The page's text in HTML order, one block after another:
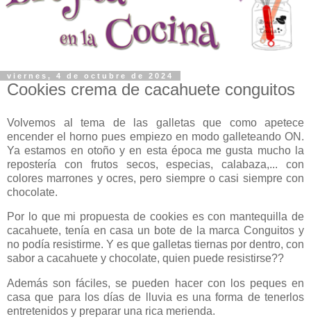
viernes, 4 de octubre de 2024
Cookies crema de cacahuete conguitos
Volvemos al tema de las galletas que como apetece
encender el horno pues empiezo en modo galleteando ON.
Ya estamos en otoño y en esta época me gusta mucho la
repostería con frutos secos, especias, calabaza,... con
colores marrones y ocres, pero siempre o casi siempre con
chocolate.
Por lo que mi propuesta de cookies es con mantequilla de
cacahuete, tenía en casa un bote de la marca Conguitos y
no podía resistirme. Y es que galletas tiernas por dentro, con
sabor a cacahuete y chocolate, quien puede resistirse??
Además son fáciles, se pueden hacer con los peques en
casa que para los días de lluvia es una forma de tenerlos
entretenidos y preparar una rica merienda.